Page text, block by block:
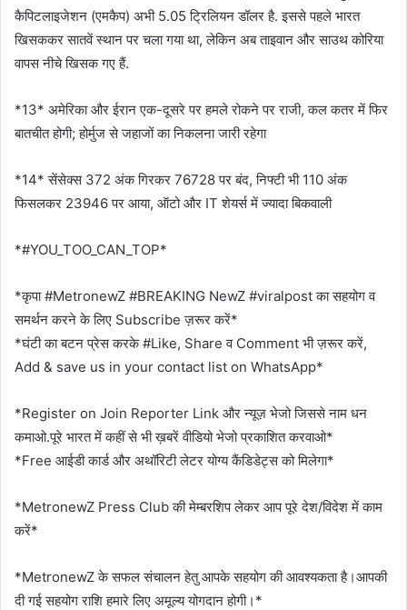
कैपिटलाइजेशन (एमकैप) अभी 5.05 ट्रिलियन डॉलर है. इससे पहले भारत
खिसककर सातवें स्थान पर चला गया था, लेकिन अब ताइवान और साउथ कोरिया
वापस नीचे खिसक गए हैं.
*13* अमेरिका और ईरान एक-दूसरे पर हमले रोकने पर राजी, कल कतर में फिर
बातचीत होगी; होर्मुज से जहाजों का निकलना जारी रहेगा
*14* सेंसेक्स 372 अंक गिरकर 76728 पर बंद, निफ्टी भी 110 अंक
फिसलकर 23946 पर आया, ऑटो और IT शेयर्स में ज्यादा बिकवाली
*#YOU_TOO_CAN_TOP*
*कृपा #MetronewZ #BREAKING NewZ #viralpost का सहयोग व
समर्थन करने के लिए Subscribe ज़रूर करें*
*घंटी का बटन प्रेस करके #Like, Share व Comment भी ज़रूर करें,
Add & save us in your contact list on WhatsApp*
*Register on Join Reporter Link और न्यूज़ भेजो जिससे नाम धन
कमाओ.पूरे भारत में कहीं से भी ख़बरें वीडियो भेजो प्रकाशित करवाओ*
*Free आईडी कार्ड और अथॉरिटी लेटर योग्य कैंडिडेट्स को मिलेगा*
*MetronewZ Press Club की मेम्बरशिप लेकर आप पूरे देश/विदेश में काम
करें*
*MetronewZ के सफल संचालन हेतु आपके सहयोग की आवश्यकता है।आपकी
दी गई सहयोग राशि हमारे लिए अमूल्य योगदान होगी।*